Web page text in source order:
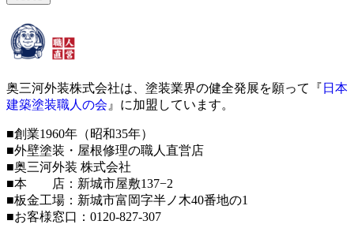
奥三河外装株式会社は、塗装業界の健全発展を願って『 日本
建築塗装職人の会 』に加盟しています。
■創業1960年（昭和35年）
■外壁塗装・屋根修理の職人直営店
■奥三河外装 株式会社
■本 店：新城市屋敷137−2
■板金工場：新城市富岡字半ノ木40番地の1
■お客様窓口：0120-827-307